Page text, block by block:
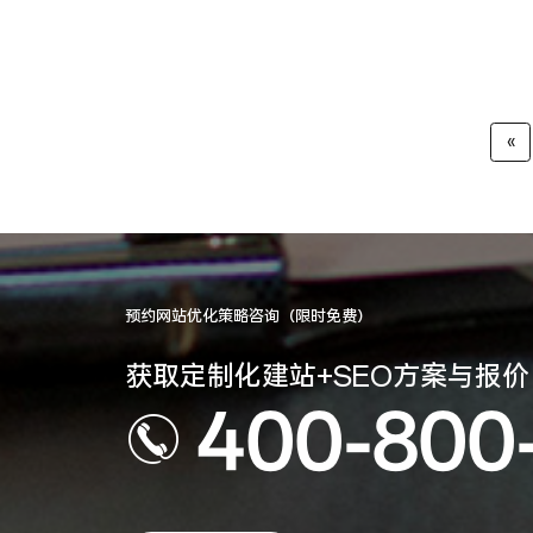
«
预约网站优化策略咨询（限时免费）
获取定制化建站+SEO方案与报价
400-